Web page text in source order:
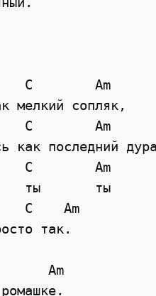
C        Am
мелкий сопляк,
C        Am
как последний
C        Am
ты       ты
C    Am
так.
Am